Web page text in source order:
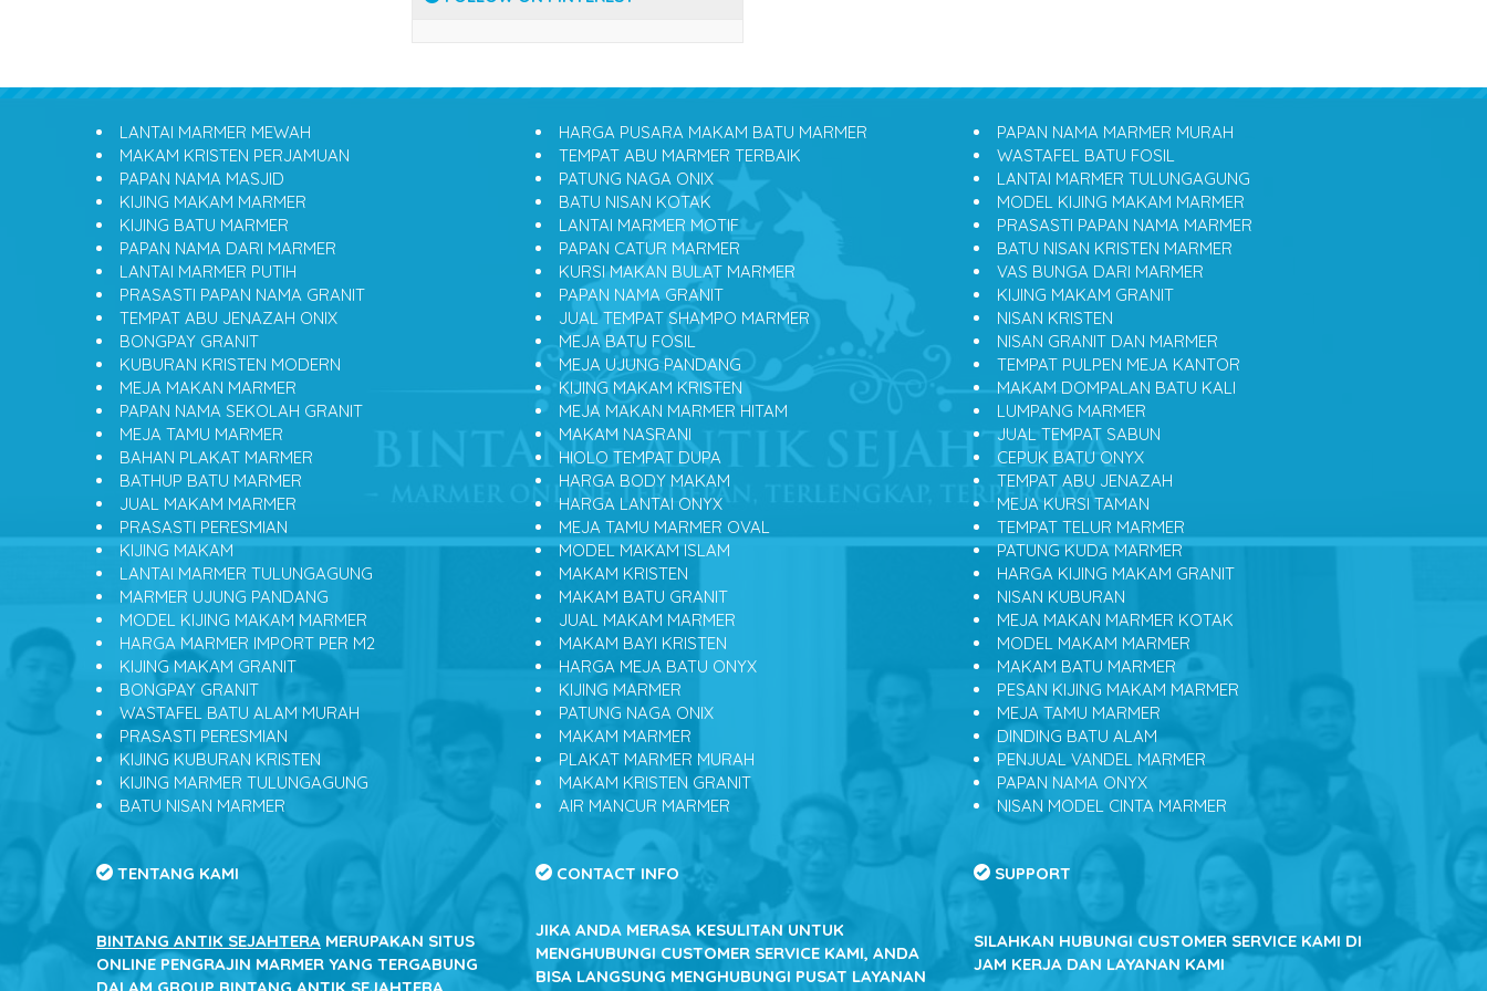
LANTAI MARMER MEWAH
MAKAM KRISTEN PERJAMUAN
PAPAN NAMA MASJID
KIJING MAKAM MARMER
KIJING BATU MARMER
PAPAN NAMA DARI MARMER
LANTAI MARMER PUTIH
PRASASTI PAPAN NAMA GRANIT
TEMPAT ABU JENAZAH ONIX
BONGPAY GRANIT
KUBURAN KRISTEN MODERN
MEJA MAKAN MARMER
PAPAN NAMA SEKOLAH GRANIT
MEJA TAMU MARMER
BAHAN PLAKAT MARMER
BATHUP BATU MARMER
JUAL MAKAM MARMER
PRASASTI PERESMIAN
KIJING MAKAM
LANTAI MARMER TULUNGAGUNG
MARMER UJUNG PANDANG
MODEL KIJING MAKAM MARMER
HARGA MARMER IMPORT PER M2
KIJING MAKAM GRANIT
BONGPAY GRANIT
WASTAFEL BATU ALAM MURAH
PRASASTI PERESMIAN
KIJING KUBURAN KRISTEN
KIJING MARMER TULUNGAGUNG
BATU NISAN MARMER
TENTANG KAMI
BINTANG ANTIK SEJAHTERA MERUPAKAN SITUS
ONLINE PENGRAJIN MARMER YANG TERGABUNG
DALAM GROUP BINTANG ANTIK SEJAHTERA
HARGA PUSARA MAKAM BATU MARMER
TEMPAT ABU MARMER TERBAIK
PATUNG NAGA ONIX
BATU NISAN KOTAK
LANTAI MARMER MOTIF
PAPAN CATUR MARMER
KURSI MAKAN BULAT MARMER
PAPAN NAMA GRANIT
JUAL TEMPAT SHAMPO MARMER
MEJA BATU FOSIL
MEJA UJUNG PANDANG
KIJING MAKAM KRISTEN
MEJA MAKAN MARMER HITAM
MAKAM NASRANI
HIOLO TEMPAT DUPA
HARGA BODY MAKAM
HARGA LANTAI ONYX
MEJA TAMU MARMER OVAL
MODEL MAKAM ISLAM
MAKAM KRISTEN
MAKAM BATU GRANIT
JUAL MAKAM MARMER
MAKAM BAYI KRISTEN
HARGA MEJA BATU ONYX
KIJING MARMER
PATUNG NAGA ONIX
MAKAM MARMER
PLAKAT MARMER MURAH
MAKAM KRISTEN GRANIT
AIR MANCUR MARMER
CONTACT INFO
JIKA ANDA MERASA KESULITAN UNTUK
MENGHUBUNGI CUSTOMER SERVICE KAMI, ANDA
BISA LANGSUNG MENGHUBUNGI PUSAT LAYANAN
PAPAN NAMA MARMER MURAH
WASTAFEL BATU FOSIL
LANTAI MARMER TULUNGAGUNG
MODEL KIJING MAKAM MARMER
PRASASTI PAPAN NAMA MARMER
BATU NISAN KRISTEN MARMER
VAS BUNGA DARI MARMER
KIJING MAKAM GRANIT
NISAN KRISTEN
NISAN GRANIT DAN MARMER
TEMPAT PULPEN MEJA KANTOR
MAKAM DOMPALAN BATU KALI
LUMPANG MARMER
JUAL TEMPAT SABUN
CEPUK BATU ONYX
TEMPAT ABU JENAZAH
MEJA KURSI TAMAN
TEMPAT TELUR MARMER
PATUNG KUDA MARMER
HARGA KIJING MAKAM GRANIT
NISAN KUBURAN
MEJA MAKAN MARMER KOTAK
MODEL MAKAM MARMER
MAKAM BATU MARMER
PESAN KIJING MAKAM MARMER
MEJA TAMU MARMER
DINDING BATU ALAM
PENJUAL VANDEL MARMER
PAPAN NAMA ONYX
NISAN MODEL CINTA MARMER
SUPPORT
SILAHKAN HUBUNGI CUSTOMER SERVICE KAMI DI
JAM KERJA DAN LAYANAN KAMI